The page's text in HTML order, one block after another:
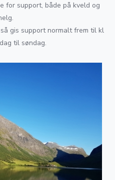
for support, både på kveld og
gis support normalt frem til kl
til søndag.